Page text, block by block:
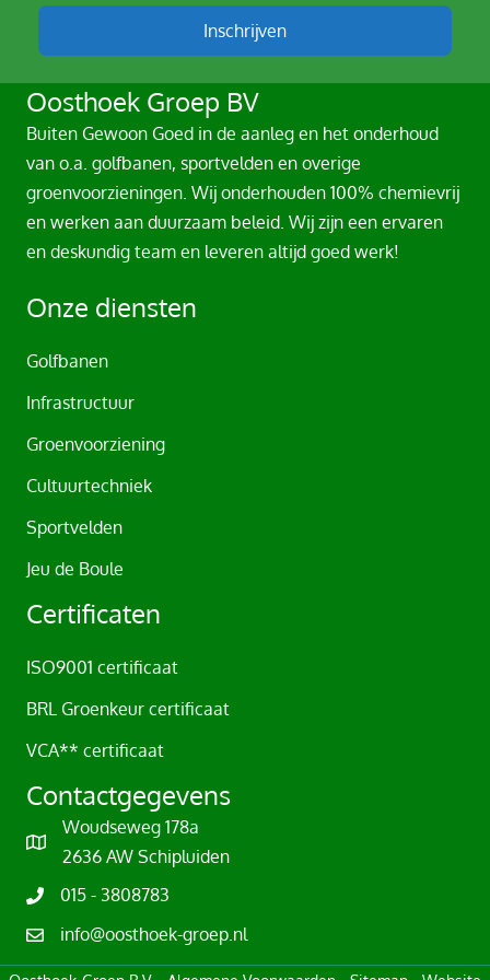
Inschrijven
A
t
v
Oosthoek Groep BV
Buiten Gewoon Goed in de aanleg en het onderhoud
van o.a. golfbanen, sportvelden en overige
groenvoorzieningen. Wij onderhouden 100% chemievrij
en werken aan duurzaam beleid. Wij zijn een ervaren
en deskundig team en leveren altijd goed werk!
Onze diensten
Golfbanen
Infrastructuur
Groenvoorziening
Cultuurtechniek
Sportvelden
Jeu de Boule
Certificaten
ISO9001 certificaat
BRL Groenkeur certificaat
VCA** certificaat
Contactgegevens
Woudseweg 178a
2636 AW Schipluiden
015 - 3808783
info@oosthoek-groep.nl